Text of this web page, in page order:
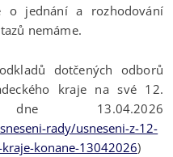
o jednání a rozhodování
nemáme.
dotčených odborů
kraje na své 12.
13.04.2026
rady/usneseni-z-12-
konane-13042026)